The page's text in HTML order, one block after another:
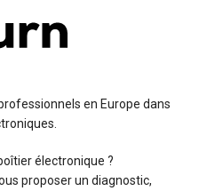
en Europe dans
électronique ?
proposer un diagnostic,